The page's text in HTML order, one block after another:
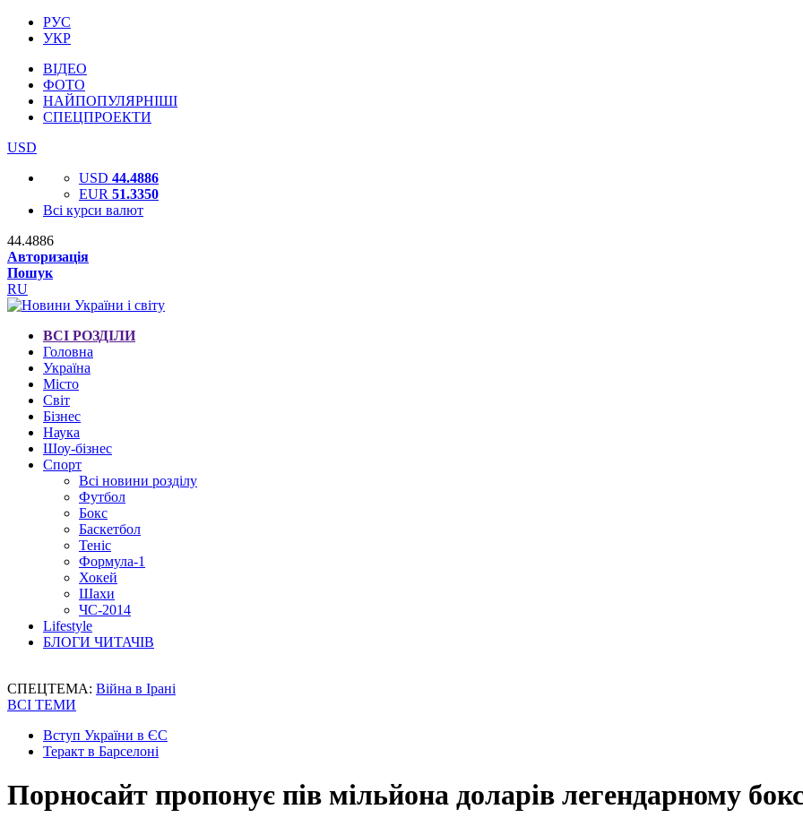
РУС
УКР
ВІДЕО
ФОТО
НАЙПОПУЛЯРНІШІ
СПЕЦПРОЕКТИ
USD
USD 44.4886
EUR 51.3350
Всі курси валют
44.4886
Авторизація
Пошук
RU
ВСІ РОЗДІЛИ
Головна
Україна
Місто
Світ
Бізнес
Наука
Шоу-бізнес
Спорт
Всі новини розділу
Футбол
Бокс
Баскетбол
Теніс
Формула-1
Хокей
Шахи
ЧС-2014
Lifestyle
БЛОГИ ЧИТАЧІВ
СПЕЦТЕМА: Війна в Ірані
ВСІ ТЕМИ
Вступ України в ЄС
Теракт в Барселоні
Порносайт пропонує пів мільйона доларів легендарному